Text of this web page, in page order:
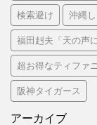
検索避け 沖縄
福田赳夫「天の声
超お得なティファ
阪神タイガース
アーカイブ